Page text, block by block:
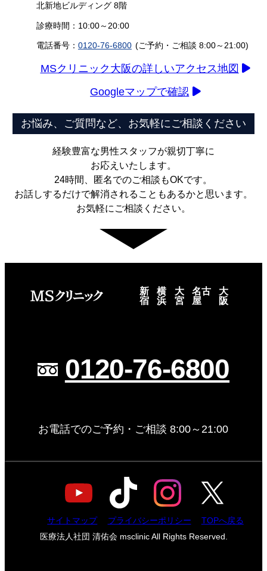
北新地ビルディング 8階
診療時間：10:00～20:00
電話番号： 0120-76-6800 (ご予約・ご相談 8:00～21:00)
MSクリニック大阪の詳しいアクセス地図
Googleマップで確認
お悩み、ご質問など、お気軽にご相談ください
経験豊富な男性スタッフが親切丁寧に
お応えいたします。
24時間、匿名でのご相談もOKです。
お話しするだけで解消されることもあるかと思います。
お気軽にご相談ください。
新
宿
横
浜
大
宮
名古
屋
大
阪
0120-76-6800
お電話でのご予約・ご相談 8:00～21:00
サイトマップ プライバシーポリシー
TOPへ戻る
医療法人社団 清佑会 msclinic All Rights Reserved.